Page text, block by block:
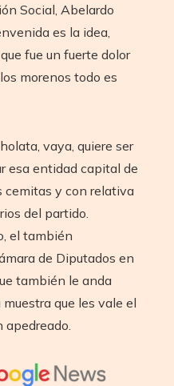
Social, Abelardo
es la idea,
fue un fuerte dolor
morenos todo es
vaya, quiere ser
esa entidad capital de
cemitas y con relativa
del partido.
el también
de Diputados en
también le anda
que les vale el